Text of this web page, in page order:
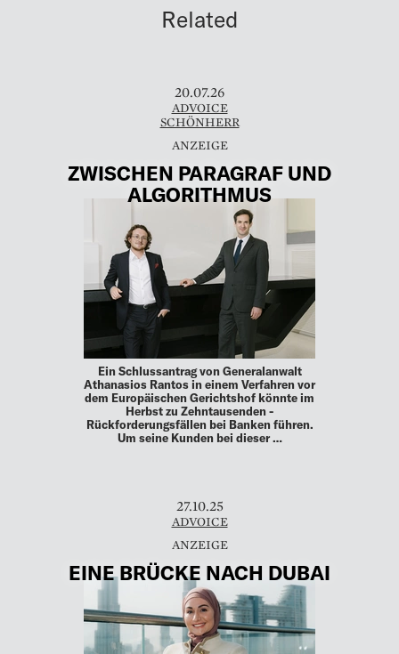
Related
20.07.26
ADVOICE
SCHÖNHERR
ZWISCHEN PARAGRAF UND
ALGORITHMUS
Ein Schlussantrag von Generalanwalt
Athanasios ­Rantos in einem Verfahren vor
dem Europäischen Gerichtshof ­könnte im
Herbst zu Zehntausenden ­
Rückforderungsfällen bei ­Banken führen.
Um seine Kunden bei dieser …
27.10.25
ADVOICE
EINE BRÜCKE NACH DUBAI